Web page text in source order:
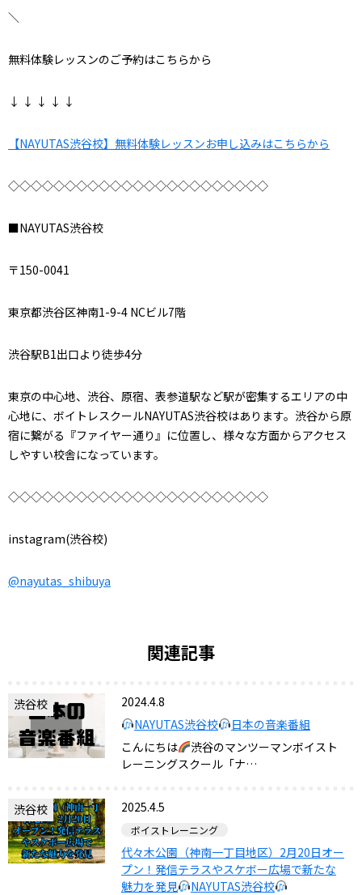
＼
無料体験レッスンのご予約はこちらから
↓ ↓ ↓ ↓ ↓
【NAYUTAS渋谷校】無料体験レッスンお申し込みはこちらから
◇◇◇◇◇◇◇◇◇◇◇◇◇◇◇◇◇◇◇◇◇◇◇
■NAYUTAS渋谷校
〒150-0041
東京都渋谷区神南1-9-4 NCビル7階
渋谷駅B1出口より徒歩4分
東京の中心地、渋谷、原宿、表参道駅など駅が密集するエリアの中
心地に、ボイトレスクールNAYUTAS渋谷校はあります。渋谷から原
宿に繋がる『ファイヤー通り』に位置し、様々な方面からアクセス
しやすい校舎になっています。
◇◇◇◇◇◇◇◇◇◇◇◇◇◇◇◇◇◇◇◇◇◇◇
instagram(渋谷校)
@nayutas_shibuya
関連記事
渋谷校
2024.4.8
NAYUTAS渋谷校
日本の音楽番組
こんにちは
渋谷のマンツーマンボイスト
レーニングスクール「ナ…
渋谷校 2025.4.5
ボイストレーニング
代々木公園（神南一丁目地区）2月20日オー
プン！発信テラスやスケボー広場で新たな
魅力を発見
NAYUTAS渋谷校